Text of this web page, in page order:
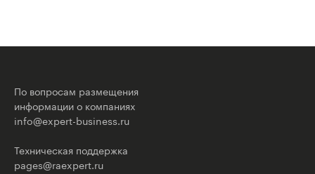
По вопросам размещения
информации о компаниях
info@expert-business.ru
Техническая поддержка
pages@raexpert.ru